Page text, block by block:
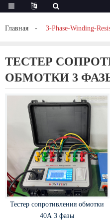
Главная 3-Phase-Winding-
ТЕСТЕР
ОБМОТКИ 3
Тестер сопротивления обмотки
40A 3 фазы